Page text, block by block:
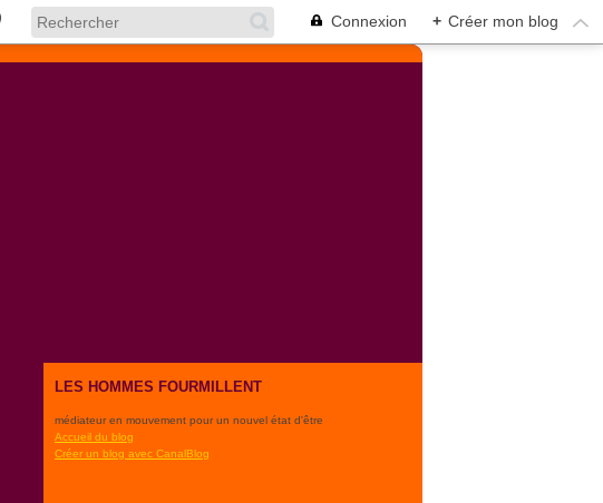
Connexion + Créer mon blog
LES HOMMES FOURMILLENT
médiateur en mouvement pour un nouvel état d'être
Accueil du blog
Créer un blog avec CanalBlog